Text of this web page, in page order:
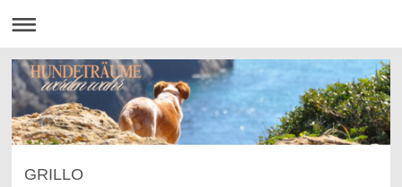
GRILLO